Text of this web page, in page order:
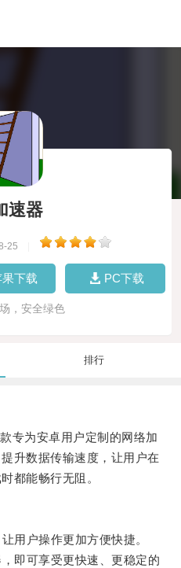
速器
25
下载 PC下载
，安全绿色
排行
为安卓用户定制的网络加
升数据传输速度，让用户在
都能畅行无阻。
户操作更加方便快捷。
可享受更快速、更稳定的